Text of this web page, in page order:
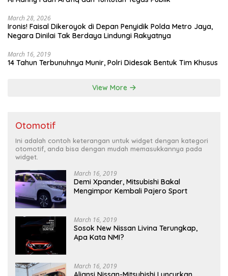
March 28, 2026
Ironis! Faisal Dikeroyok di Depan Penyidik Polda Metro Jaya,
Negara Dinilai Tak Berdaya Lindungi Rakyatnya
March 16, 2019
14 Tahun Terbunuhnya Munir, Polri Didesak Bentuk Tim Khusus
View More
Otomotif
Ini adalah contoh keterangan untuk widget dengan kategori
otomotif, anda bisa dengan mudah memasukkannya pada
widget.
March 16, 2019
Demi Xpander, Mitsubishi Bakal
Mengimpor Kembali Pajero Sport
March 16, 2019
Sosok New Nissan Livina Terungkap,
Apa Kata NMI?
March 16, 2019